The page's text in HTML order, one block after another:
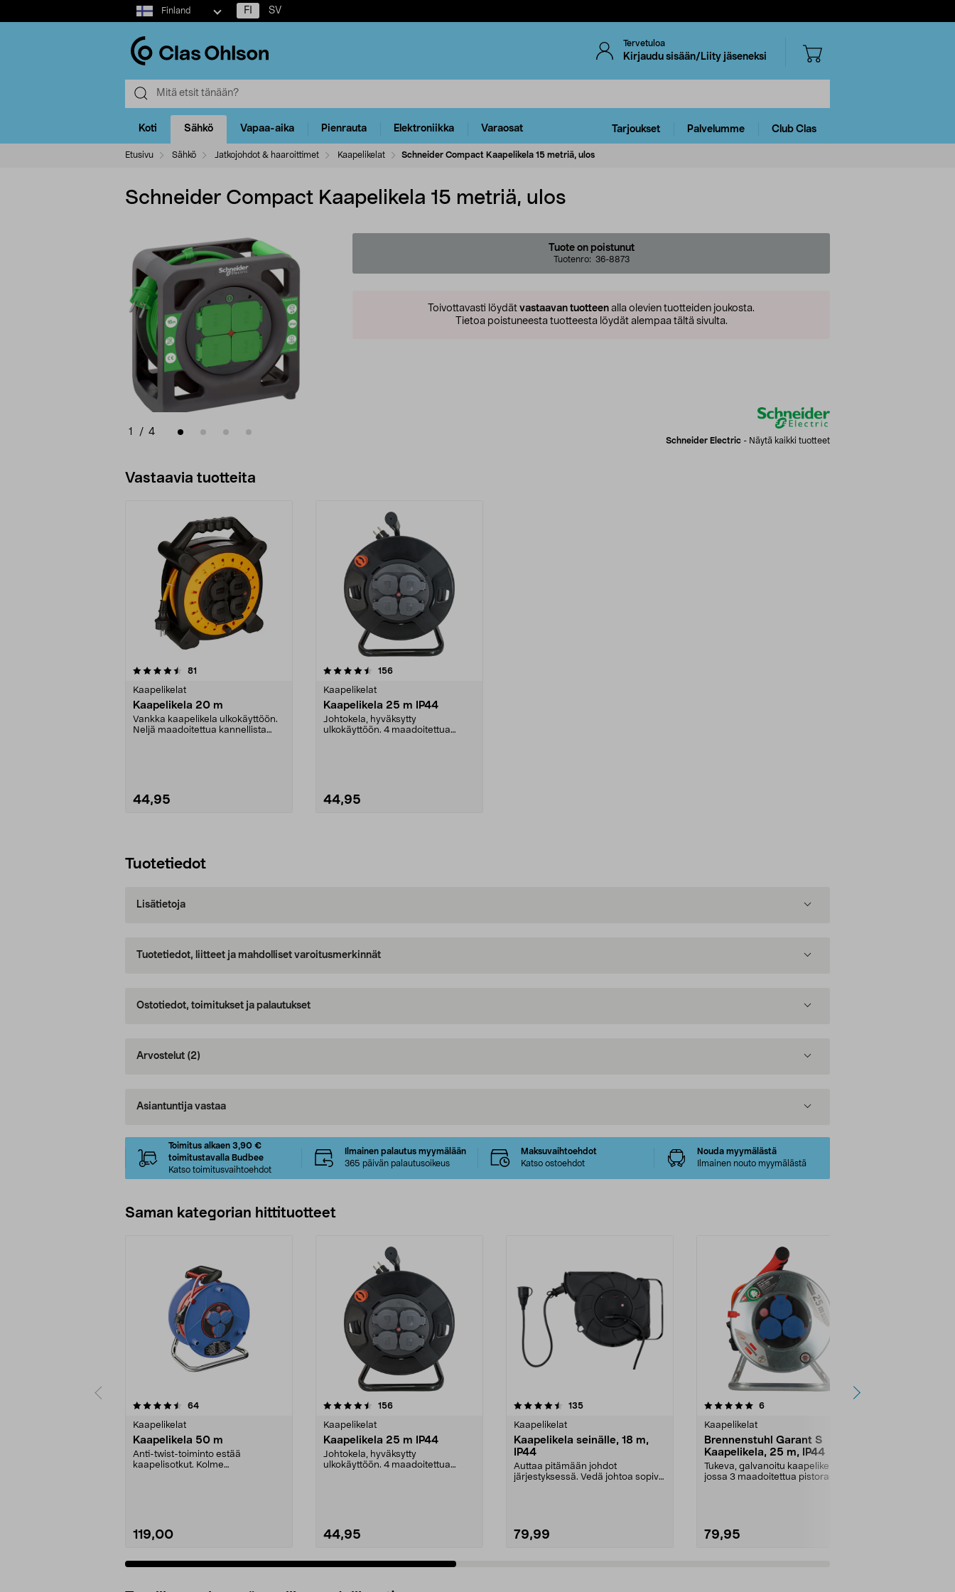
Select
market
Finland FI SV
Tervetuloa
Kirjaudu sisään/Liity jäseneksi
Koti Sähkö Vapaa-aika Pienrauta Elektroniikka Varaosat Tarjoukset Palvelumme Club Clas
Etusivu Sähkö Jatkojohdot & haaroittimet Kaapelikelat Schneider Compact Kaapelikela 15 metriä, ulos
Schneider Compact Kaapelikela 15 metriä, ulos
1 / 4
Tuote on poistunut
Tuotenro: 36-8873
Toivottavasti löydät vastaavan tuotteen alla olevien tuotteiden joukosta.
Tietoa poistuneesta tuotteesta löydät alempaa tältä sivulta.
Schneider Electric - Näytä kaikki tuotteet
Vastaavia tuotteita
81
Kaapelikelat
Kaapelikela 20 m
Vankka kaapelikela ulkokäyttöön.
Neljä maadoitettua kannellista
44,95
4.5viidestä
156arvostelut
Kaapelikelat
Kaapelikela 25 m IP44
Johtokela, hyväksytty
ulkokäyttöön. 4 maadoitettua
44,95
Tuotetiedot
Lisätietoja
Tuotetiedot, liitteet ja mahdolliset varoitusmerkinnät
Ostotiedot, toimitukset ja palautukset
Arvostelut (2)
Asiantuntija vastaa
Toimitus alkaen 3,90 €
toimitustavalla Budbee
Katso toimitusvaihtoehdot
Ilmainen palautus myymälään
365 päivän palautusoikeus
Maksuvaihtoehdot
Katso ostoehdot
Nouda myymälästä
Ilmainen nouto myymälästä
Saman kategorian hittituotteet
64arvostelut
Kaapelikelat
Kaapelikela 50 m
Anti-twist-toiminto estää
kaapelisotkut. Kolme
119,00
4.5 viidestä
156arvostelut
Kaapelikelat
Kaapelikela 25 m IP44
Johtokela, hyväksytty
ulkokäyttöön. 4 maadoitettua
44,95
4.5 viidestä
135arvostelut
Kaapelikelat
Kaapelikela seinälle, 18 m,
IP44
Auttaa pitämään johdot
järjestyksessä. Vedä johtoa sopiva
79,99
5.0 viidestä
6arvostelut
Kaapelikelat
Brennenstuhl Garant S
Kaapelikela, 25 m, IP44
Tukeva, galvanoitu kaapelikela,
jossa 3 maadoitettua pistorasiaa.
79,95
5.0 viidestä